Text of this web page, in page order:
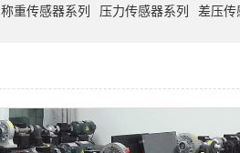
称重传感器系列 压力传感器系列 差压传